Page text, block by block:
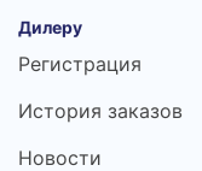
Дилеру
Регистрация
История заказов
Новости